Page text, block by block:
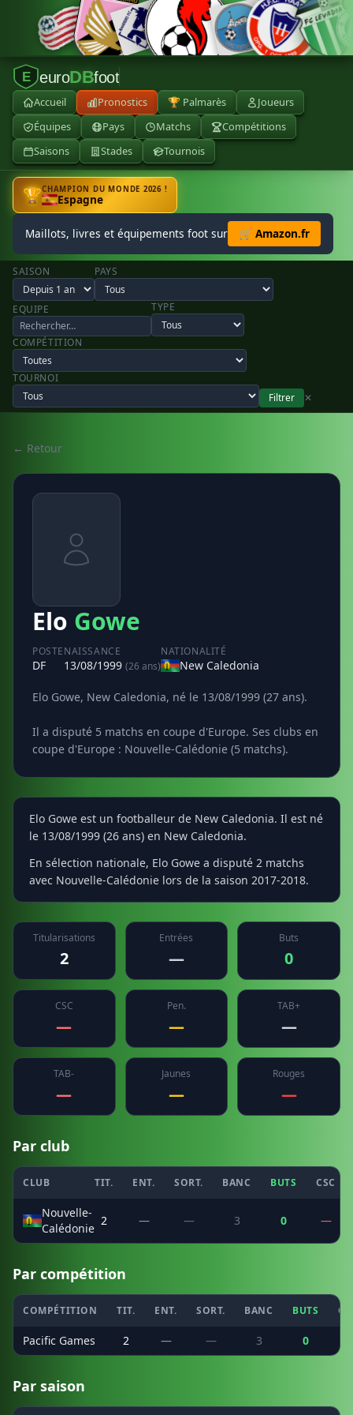
E euroDBfoot
Accueil Pronostics 🏆 Palmarès
Joueurs
Équipes
Pays Matchs
Compétitions
Saisons
Stades Tournois
🏆CHAMPION DU MONDE 2026 !
Espagne
Maillots, livres et équipements foot sur 🛒 Amazon.fr
SAISON PAYS
EQUIPE TYPE
COMPÉTITION
TOURNOI
Filtrer
✕
← Retour
Elo Gowe
POSTE
DF
NAISSANCE
13/08/1999 (26 ans)
NATIONALITÉ
New Caledonia
Elo Gowe, New Caledonia, né le 13/08/1999 (27 ans).
Il a disputé 5 matchs en coupe d'Europe. Ses clubs en
coupe d'Europe : Nouvelle-Calédonie (5 matchs).
Elo Gowe est un footballeur de New Caledonia. Il est né
le 13/08/1999 (26 ans) en New Caledonia.
En sélection nationale, Elo Gowe a disputé 2 matchs
avec Nouvelle-Calédonie lors de la saison 2017-2018.
Titularisations
2
Entrées
—
Buts
0
CSC
—
Pen.
—
TAB+
—
TAB-
—
Jaunes
—
Rouges
—
Par club
CLUB TIT. ENT. SORT. BANC BUTS CSC
Nouvelle-
Calédonie
2 — — 3 0 —
Par compétition
COMPÉTITION TIT. ENT. SORT. BANC BUTS
Pacific Games 2 — — 3 0
Par saison